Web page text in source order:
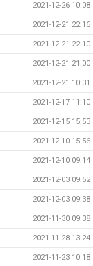
2021-12-26 10:08
2021-12-21 22:16
2021-12-21 22:10
2021-12-21 21:00
2021-12-21 10:31
2021-12-17 11:10
2021-12-15 15:53
2021-12-10 15:56
2021-12-10 09:14
2021-12-03 09:52
2021-12-03 09:38
2021-11-30 09:38
2021-11-28 13:24
2021-11-23 10:18